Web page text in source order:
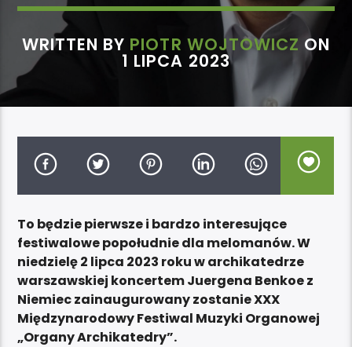
WRITTEN BY PIOTR WOJTOWICZ ON
1 LIPCA 2023
To będzie pierwsze i bardzo interesujące
festiwalowe popołudnie dla melomanów. W
niedzielę 2 lipca 2023 roku w archikatedrze
warszawskiej koncertem Juergena Benkoe z
Niemiec zainaugurowany zostanie XXX
Międzynarodowy Festiwal Muzyki Organowej
„Organy Archikatedry”.